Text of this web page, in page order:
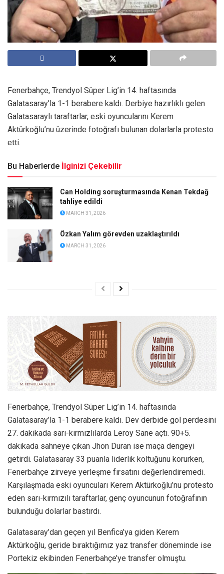
Fenerbahçe, Trendyol Süper Lig’in 14. haftasında
Galatasaray’la 1-1 berabere kaldı. Derbiye hazırlıklı gelen
Galatasaraylı taraftarlar, eski oyuncularını Kerem
Aktürkoğlu’nu üzerinde fotoğrafı bulunan dolarlarla protesto
etti.
Bu Haberlerde İlginizi Çekebilir
Can Holding soruşturmasında Kenan Tekdağ
tahliye edildi
MARCH 31, 2026
Özkan Yalım görevden uzaklaştırıldı
MARCH 31, 2026
Fenerbahçe, Trendyol Süper Lig’in 14. haftasında
Galatasaray’la 1-1 berabere kaldı. Dev derbide gol perdesini
27. dakikada sarı-kırmızlılarda Leroy Sane açtı. 90+5.
dakikada sahneye çıkan Jhon Duran ise maça dengeyi
getirdi. Galatasaray 33 puanla liderlik koltuğunu korurken,
Fenerbahçe zirveye yerleşme fırsatını değerlendiremedi.
Karşılaşmada eski oyuncuları Kerem Aktürkoğlu’nu protesto
eden sarı-kırmızılı taraftarlar, genç oyuncunun fotoğrafının
bulunduğu dolarlar bastırdı.
Galatasaray’dan geçen yıl Benfica’ya giden Kerem
Aktürkoğlu, geride bıraktığımız yaz transfer döneminde ise
Portekiz ekibinden Fenerbahçe’ye transfer olmuştu.